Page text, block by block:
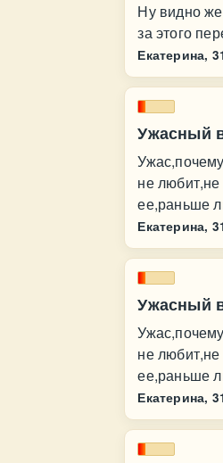
Ну видно
за этого
Екатерина,
Ужасный
не любит,не
ее,раньше
Екатерина,
Ужасный
не любит,не
ее,раньше
Екатерина,